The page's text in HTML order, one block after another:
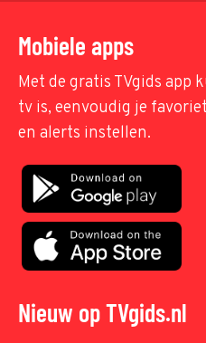
Mobiele apps
Met de gratis TVgids app
tv is, eenvoudig je
en alerts instellen.
Nieuw op TVgids.nl